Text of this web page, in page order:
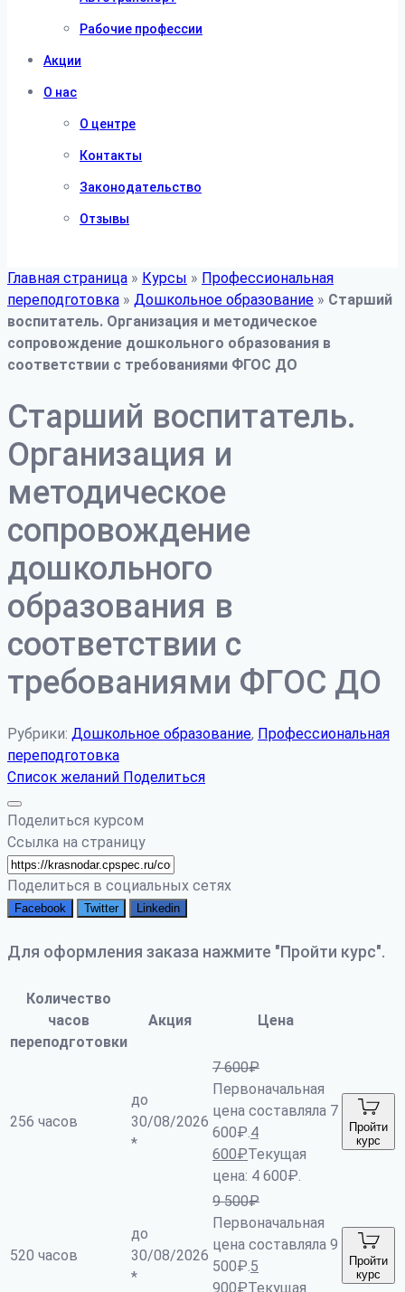
Рабочие профессии
Акции
О нас
О центре
Контакты
Законодательство
Отзывы
Главная страница » Курсы » Профессиональная
переподготовка » Дошкольное образование » Старший
воспитатель. Организация и методическое
сопровождение дошкольного образования в
соответствии с требованиями ФГОС ДО
Старший воспитатель.
Организация и
методическое
сопровождение
дошкольного
образования в
соответствии с
требованиями ФГОС ДО
Рубрики: Дошкольное образование, Профессиональная
переподготовка
Список желаний Поделиться
Поделиться курсом
Ссылка на страницу
Поделиться в социальных сетях
Facebook Twitter Linkedin
Для оформления заказа нажмите "Пройти курс".
Количество
часов
переподготовки
Акция Цена
256 часов
до
30/08/2026
*
7 600₽
Первоначальная
цена составляла 7
600₽.4
600₽Текущая
цена: 4 600₽.
Пройти
курс
520 часов
до
30/08/2026
*
9 500₽
Первоначальная
цена составляла 9
500₽.5
900₽Текущая
Пройти
курс